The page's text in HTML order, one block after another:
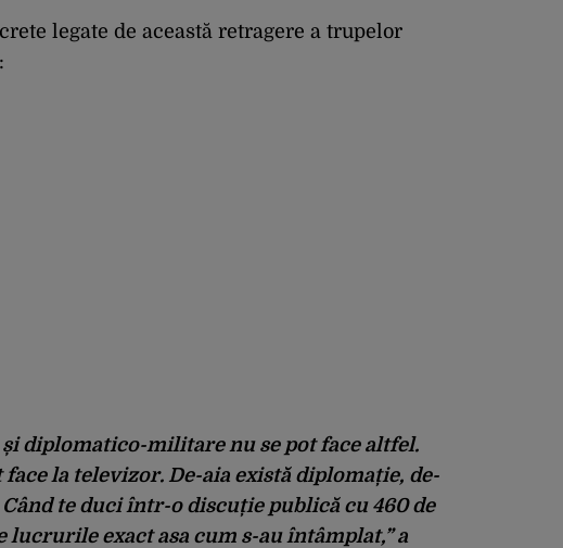
legate de această retragere a trupelor
diplomatico-militare nu se pot face altfel.
la televizor. De-aia există diplomație, de-
te duci într-o discuție publică cu 460 de
exact asa cum s-au întâmplat,” a